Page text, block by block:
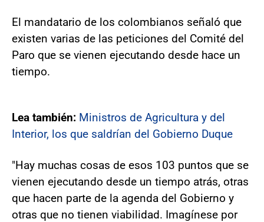
El mandatario de los colombianos señaló que
existen varias de las peticiones del Comité del
Paro que se vienen ejecutando desde hace un
tiempo.
Lea también: Ministros de Agricultura y del
Interior, los que saldrían del Gobierno Duque
"Hay muchas cosas de esos 103 puntos que se
vienen ejecutando desde un tiempo atrás, otras
que hacen parte de la agenda del Gobierno y
otras que no tienen viabilidad. Imagínese por